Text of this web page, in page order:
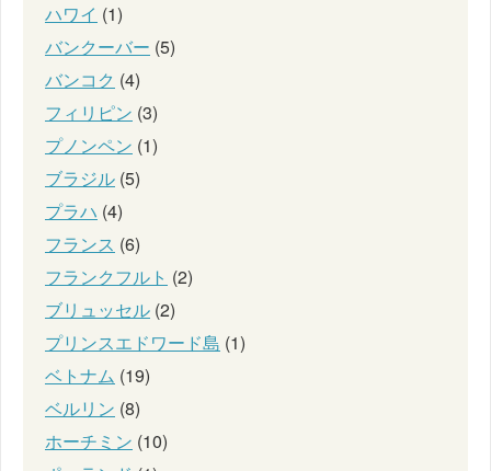
ハワイ (1)
バンクーバー (5)
バンコク (4)
フィリピン (3)
プノンペン (1)
ブラジル (5)
プラハ (4)
フランス (6)
フランクフルト (2)
ブリュッセル (2)
プリンスエドワード島 (1)
ベトナム (19)
ベルリン (8)
ホーチミン (10)